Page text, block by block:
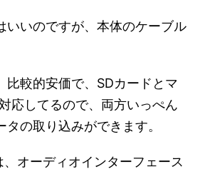
いいのですが、本体のケーブル
比較的安価で、SDカードとマ
応してるので、両方いっぺん
の取り込みができます。
オーディオインターフェース